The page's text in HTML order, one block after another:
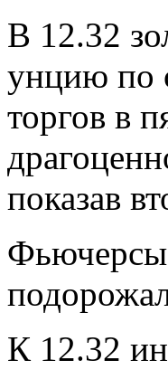
В 12.32
унцию по
торгов в
показав
Фьючерсы
К 12.32